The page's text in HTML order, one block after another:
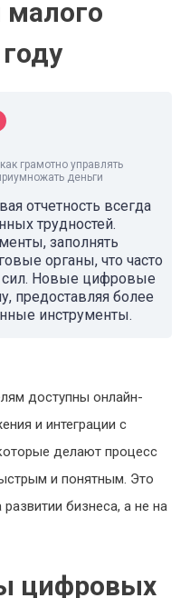
грамотно управлять
деньги
отчетность всегда
трудностей.
заполнять
органы, что часто
сил. Новые цифровые
предоставляя более
инструменты.
доступны онлайн-
и интеграции с
делают процесс
и понятным. Это
бизнеса, а не на
цифровых